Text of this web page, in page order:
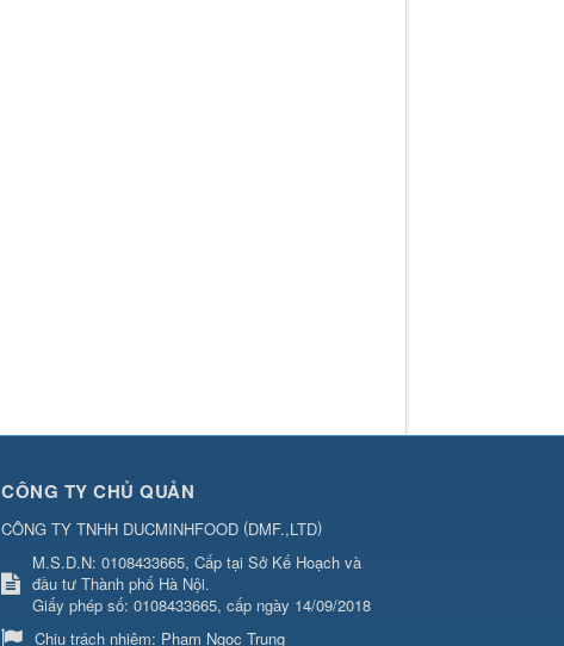
CÔNG TY CHỦ QUẢN
CÔNG TY TNHH DUCMINHFOOD (DMF.,LTD)
M.S.D.N: 0108433665, Cấp tại Sở Kế Hoạch và
đầu tư Thành phố Hà Nội.
Giấy phép số: 0108433665, cấp ngày 14/09/2018
Chịu trách nhiệm: Phạm Ngọc Trung